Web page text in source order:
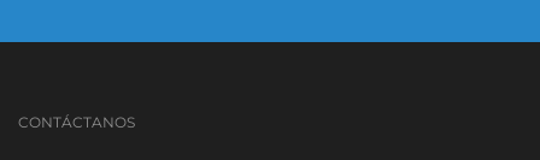
CONTÁCTANOS